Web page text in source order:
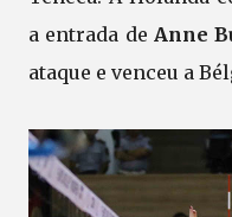
a entrada de Anne
ataque e venceu a